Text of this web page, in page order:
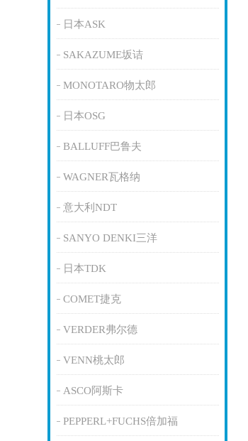
日本ASK
SAKAZUME坂诘
MONOTARO物太郎
日本OSG
BALLUFF巴鲁夫
WAGNER瓦格纳
意大利NDT
SANYO DENKI三洋
日本TDK
COMET捷克
VERDER弗尔德
VENN桃太郎
ASCO阿斯卡
PEPPERL+FUCHS倍加福